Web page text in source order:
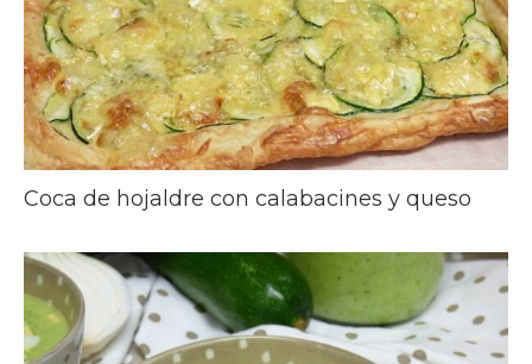
Coca de hojaldre con calabacines y queso